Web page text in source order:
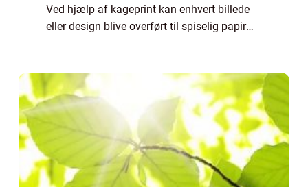
Ved hjælp af kageprint kan enhvert billede
eller design blive overført til spiselig papir